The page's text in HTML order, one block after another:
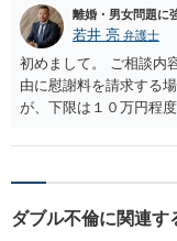
負担割合が高くなり、
能性もないわけではあ
ないので、既婚者同士
と判断される可能性の
際には、清算条項とい
を定めることによって
い」ことを双方が誓約
答ができるかと存じま
で、お早めにご相談さ
離婚・男女問題に
若井 亮 弁護士
初めまして。 ご相談内
由に慰謝料を請求する
が、下限は１０万円程
実の有無など）、結婚
ダブル不倫に関連す